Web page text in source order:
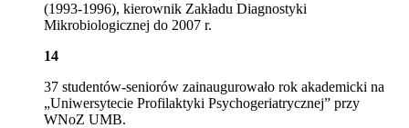
(1993-1996), kierownik Zakładu Diagnostyki
Mikrobiologicznej do 2007 r.
14
37 studentów-seniorów zainaugurowało rok akademicki na
„Uniwersytecie Profilaktyki Psychogeriatrycznej” przy
WNoZ UMB.